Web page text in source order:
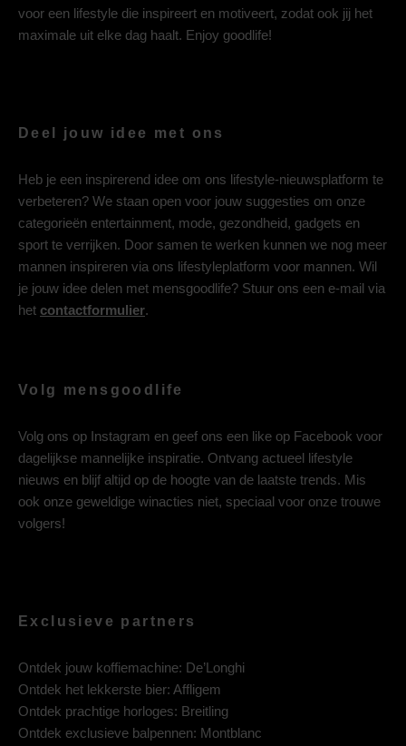
voor een lifestyle die inspireert en motiveert, zodat ook jij het
maximale uit elke dag haalt. Enjoy goodlife!
Deel jouw idee met ons
Heb je een inspirerend idee om ons lifestyle-nieuwsplatform te
verbeteren? We staan open voor jouw suggesties om onze
categorieën entertainment, mode, gezondheid, gadgets en
sport te verrijken. Door samen te werken kunnen we nog meer
mannen inspireren via ons lifestyleplatform voor mannen. Wil
je jouw idee delen met mensgoodlife? Stuur ons een e-mail via
het contactformulier.
Volg mensgoodlife
Volg ons op Instagram en geef ons een like op Facebook voor
dagelijkse mannelijke inspiratie. Ontvang actueel lifestyle
nieuws en blijf altijd op de hoogte van de laatste trends. Mis
ook onze geweldige winacties niet, speciaal voor onze trouwe
volgers!
Exclusieve partners
Ontdek jouw koffiemachine: De’Longhi
Ontdek het lekkerste bier: Affligem
Ontdek prachtige horloges: Breitling
Ontdek exclusieve balpennen: Montblanc